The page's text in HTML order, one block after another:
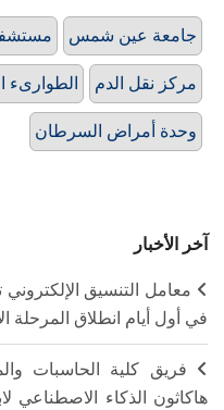
جامعة عين شمس
الطوارىء مركز نقل الدم
وحدة أمراض السرطان
آخر الأخبار
في أول أيام انطلاق المرحلة
فريق كلية الحاسبات
هاكاثون الذكاء الاصطناعي